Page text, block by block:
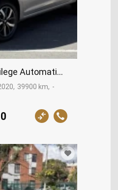
Automatico, 2020
39900 km
-